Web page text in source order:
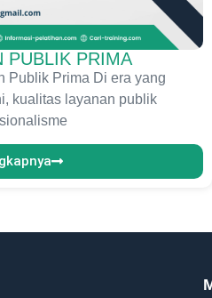
PUBLIK PRIMA
Publik Prima Di era yang
kualitas layanan publik